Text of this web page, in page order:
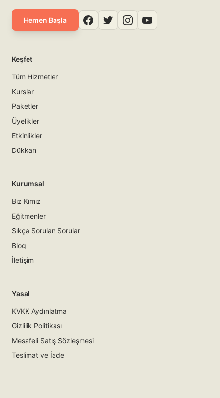
Hemen Başla
Keşfet
Tüm Hizmetler
Kurslar
Paketler
Üyelikler
Etkinlikler
Dükkan
Kurumsal
Biz Kimiz
Eğitmenler
Sıkça Sorulan Sorular
Blog
İletişim
Yasal
KVKK Aydınlatma
Gizlilik Politikası
Mesafeli Satış Sözleşmesi
Teslimat ve İade